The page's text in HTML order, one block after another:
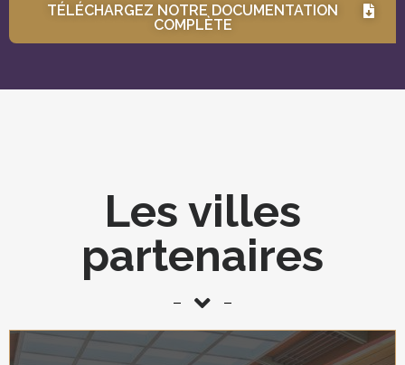
TÉLÉCHARGEZ NOTRE DOCUMENTATION
COMPLÈTE
Les villes
partenaires